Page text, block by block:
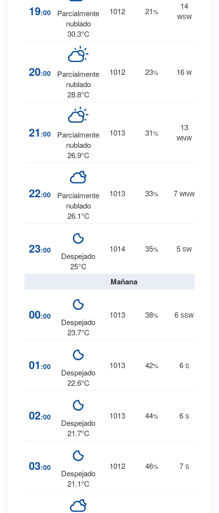
19:00
Parcialmente
nublado
30.3°C
1012 21%
14
WSW
20:00
Parcialmente
nublado
28.8°C
1012 23% 16 W
21 :00
Parcialmente
nublado
26.9°C
1013 31%
13
WNW
22:00
Parcialmente
nublado
26.1°C
1013 33% 7 WNW
23:00
Despejado
25°C
1014 35% 5 SW
Mañana
00:00
Despejado
23.7°C
1013 38% 6 SSW
01 :00
Despejado
22.6°C
1013 42% 6 S
02:00
Despejado
21.7°C
1013 44% 6 S
03:00
Despejado
21.1°C
1012 46% 7 S